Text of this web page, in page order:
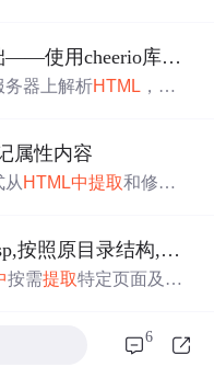
网络爬虫开发(二)-爬虫基础——使用cheerio库解析
务器上解析HTML ， 提
属性内容
从 HTML中提取和修改
按照原目录结构,提取
按需提取特定页面及其
6